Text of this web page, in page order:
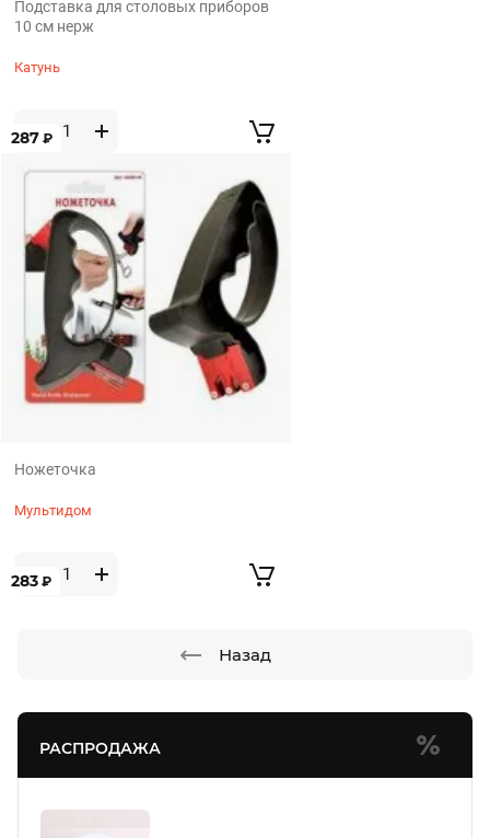
РАСПРОДАЖА
Подставка для столовых приборов
10 см нерж
Катунь
287 ₽
Ножеточка
Мультидом
283 ₽
Назад